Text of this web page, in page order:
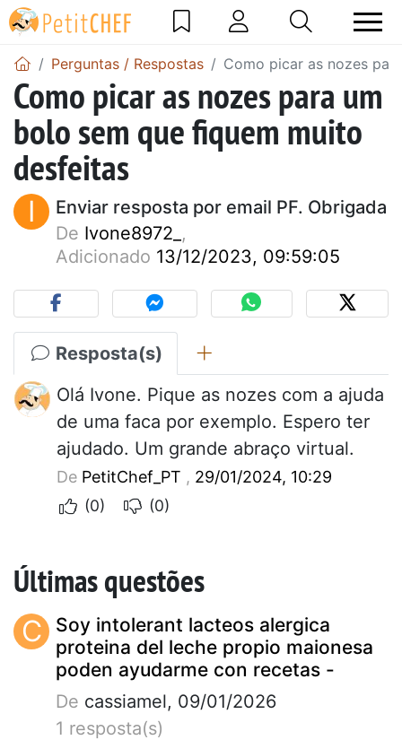
Perguntas / Respostas Como picar as nozes
Como picar as nozes para um
bolo sem que fiquem muito
desfeitas
I
Enviar resposta por email PF. Obrigada
De Ivone8972_ ,
Adicionado 13/12/2023, 09:59:05
Resposta(s)
Olá Ivone. Pique as nozes com a ajuda
de uma faca por exemplo. Espero ter
ajudado. Um grande abraço virtual.
De PetitChef_PT , 29/01/2024, 10:29
(0)
(0)
Últimas questões
C
Soy intolerant lacteos alergica
proteina del leche propio maionesa
poden ayudarme con recetas -
De cassiamel, 09/01/2026
1 resposta(s)